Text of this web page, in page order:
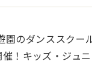
園のダンススクー
！キッズ・ジュ